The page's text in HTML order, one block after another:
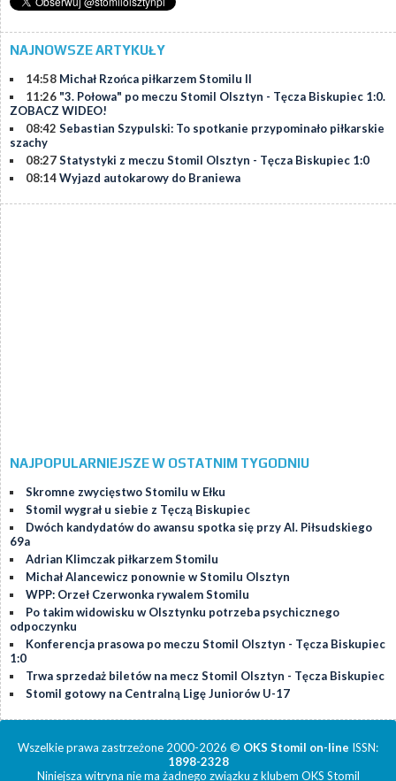
NAJNOWSZE ARTYKUŁY
14:58 Michał Rzońca piłkarzem Stomilu II
11:26 "3. Połowa" po meczu Stomil Olsztyn - Tęcza Biskupiec 1:0.
ZOBACZ WIDEO!
08:42 Sebastian Szypulski: To spotkanie przypominało piłkarskie
szachy
08:27Statystyki z meczu Stomil Olsztyn - Tęcza Biskupiec 1:0
08:14Wyjazd autokarowy do Braniewa
NAJPOPULARNIEJSZE W OSTATNIM TYGODNIU
Skromne zwycięstwo Stomilu w Ełku
Stomil wygrał u siebie z Tęczą Biskupiec
Dwóch kandydatów do awansu spotka się przy Al. Piłsudskiego
69a
Adrian Klimczak piłkarzem Stomilu
Michał Alancewicz ponownie w Stomilu Olsztyn
WPP: Orzeł Czerwonka rywalem Stomilu
Po takim widowisku w Olsztynku potrzeba psychicznego
odpoczynku
Konferencja prasowa po meczu Stomil Olsztyn - Tęcza Biskupiec
1:0
Trwa sprzedaż biletów na mecz Stomil Olsztyn - Tęcza Biskupiec
Stomil gotowy na Centralną Ligę Juniorów U-17
Wszelkie prawa zastrzeżone 2000-2026 © OKS Stomil on-line ISSN:
1898-2328
Niniejsza witryna nie ma żadnego związku z klubem OKS Stomil